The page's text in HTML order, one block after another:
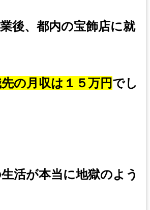
後、都内の宝飾店に就
の月収は１５万円でし
活が本当に地獄のよう